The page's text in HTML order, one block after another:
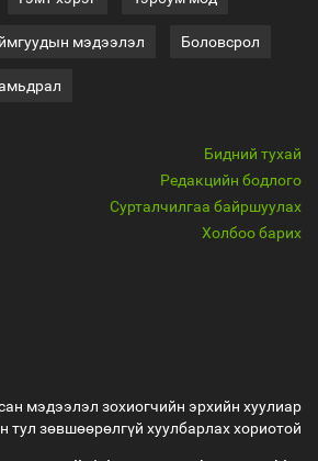
мэдээлэл Боловсрол
Бидний тухай
Редакцийн бодлого
Сурталчилгаа байршуулах
Холбоо барих
мэдээлэл зохиогчийн эрхийн хуулиар
тул зөвшөөрөлгүй хуулбарлах хориотой